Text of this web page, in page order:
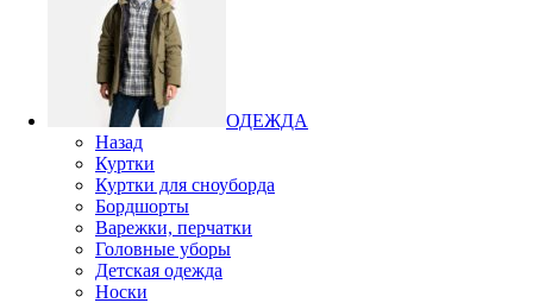
ОДЕЖДА
Назад
Куртки
Куртки для сноуборда
Бордшорты
Варежки, перчатки
Головные уборы
Детская одежда
Носки